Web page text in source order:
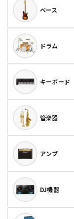
ベース
ドラム
キーボード
管楽器
アンプ
DJ機器